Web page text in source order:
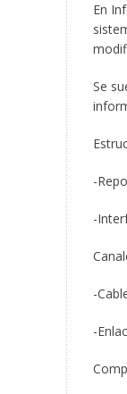
En
Se
-
-
-
-